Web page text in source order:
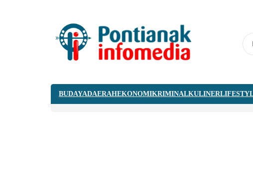
BUDAYADAERAHEKONOMIKRIMINALKULINER